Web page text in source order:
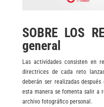
SOBRE LOS
general
Las actividades consisten en
directrices de cada reto
deberán ser realizadas
esta manera se fomenta salir a
archivo fotográfico personal.